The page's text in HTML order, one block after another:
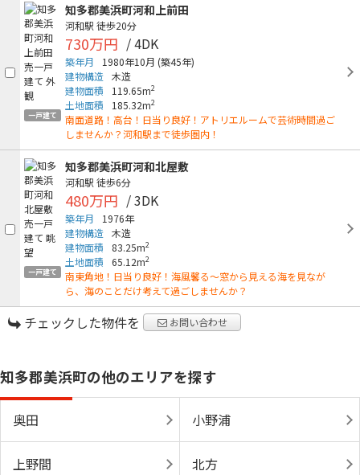
一戸建て
知多郡美浜町河和上前田
河和駅 徒歩20分
730万円 / 4DK
築年月 1980年10月 (築45年)
建物構造 木造
建物面積
119.65m2
土地面積 185.32m2
南面道路！高台！日当り良好！アトリエルームで芸術時間過ご
しませんか？河和駅まで徒歩圏内！
一戸建て
知多郡美浜町河和北屋敷
河和駅 徒歩6分
480万円 / 3DK
築年月
1976年
建物構造 木造
建物面積
83.25m2
土地面積 65.12m2
南東角地！日当り良好！海風馨る～窓から見える海を見なが
ら、海のことだけ考えて過ごしませんか？
チェックした物件を お問い合わせ
知多郡美浜町の他のエリアを探す
奥田 小野浦
上野間 北方